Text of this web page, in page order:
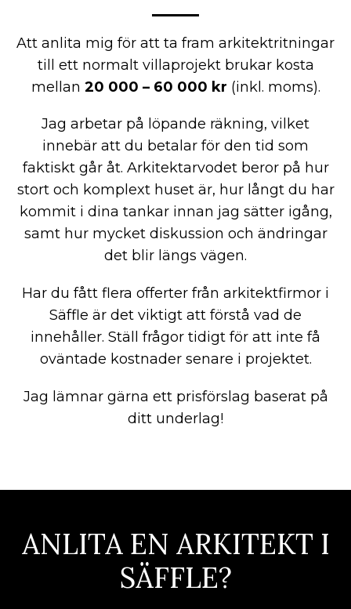
Att anlita mig för att ta fram arkitektritningar
till ett normalt villaprojekt brukar kosta
mellan 20 000 – 60 000 kr (inkl. moms).
Jag arbetar på löpande räkning, vilket
innebär att du betalar för den tid som
faktiskt går åt. Arkitektarvodet beror på hur
stort och komplext huset är, hur långt du har
kommit i dina tankar innan jag sätter igång,
samt hur mycket diskussion och ändringar
det blir längs vägen.
Har du fått flera offerter från arkitektfirmor i
Säffle är det viktigt att förstå vad de
innehåller. Ställ frågor tidigt för att inte få
oväntade kostnader senare i projektet.
Jag lämnar gärna ett prisförslag baserat på
ditt underlag!
ANLITA EN ARKITEKT I
SÄFFLE?